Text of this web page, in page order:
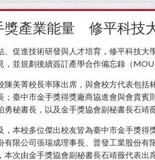
獎產業能量 修平科技
、促進技術研發與人才培育，修平科技
，並規劃後續簽訂產學合作備忘錄（
陳美菁校長率隊出席，與會校方代表包
；臺中市金手獎得獎廠商協進會與會貴
勇秘書長，以及金手獎協會副秘書長石靖
，本校多位傑出校友皆為臺中市金手獎
有限公司張瑞成理事長、普發工業股份
本次由金手獎協會副秘書長石靖薇代表出